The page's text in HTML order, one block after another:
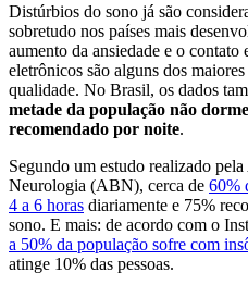
Distúrbios do sono já são
sobretudo nos países mais
aumento da ansiedade e o contato
eletrônicos são alguns dos
qualidade. No Brasil, os dados
metade da população não
recomendado por noite.
Segundo um estudo realizado pela
Neurologia (ABN), cerca de 60%
4 a 6 horas diariamente e 75%
sono. E mais: de acordo com o
a 50% da população sofre com
atinge 10% das pessoas.